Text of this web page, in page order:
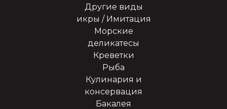
Другие виды
икры / Имитация
Морские
деликатесы
Креветки
Рыба
Кулинария и
консервация
Бакалея